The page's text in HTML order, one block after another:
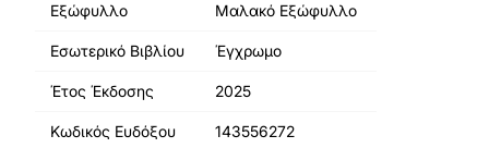
Εξώφυλλο Μαλακό Εξώφυλλο
Εσωτερικό Βιβλίου Έγχρωμο
Έτος Έκδοσης 2025
Κωδικός Ευδόξου 143556272